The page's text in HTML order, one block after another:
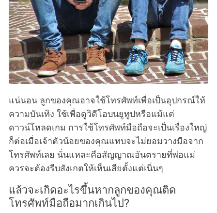
แน่นอน ลูกของคุณอาจใช้โทรศัพท์เพื่อเป็นอุปกรณ์ให้
ความบันเทิง ใช้เพื่อดูวิดีโอบนยูทูปหรือแม้แต่
ดาวน์โหลดเกม การใช้โทรศัพท์มือถือจะเป็นเรื่องใหญ่
ก็ต่อเมื่อเจ้าตัวน้อยของคุณแทบจะไม่ยอมวางมือจาก
โทรศัพท์เลย นั่นแหละคือสัญญาณอันตรายที่พ่อแม่
ควรจะต้องรีบสังเกตให้เห็นเสียตั้งแต่เนิ่นๆ
แล้วจะเกิดอะไรขึ้นหากลูกของคุณติด
โทรศัพท์มือถือมากเกินไป?